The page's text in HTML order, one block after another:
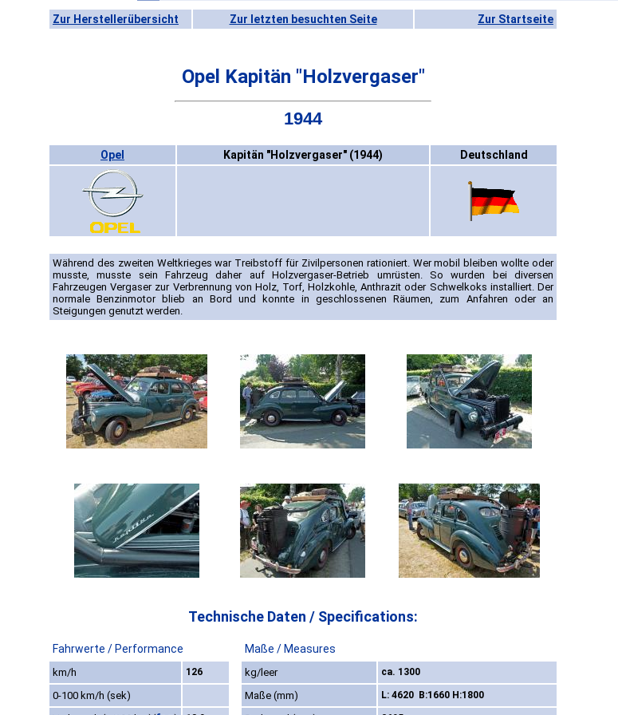
Zur Herstellerübersicht Zur letzten besuchten Seite Zur Startseite
Opel Kapitän "Holzvergaser"
1944
Opel Kapitän "Holzvergaser" (1944) Deutschland
Während des zweiten Weltkrieges war Treibstoff für Zivilpersonen rationiert. Wer mobil bleiben wollte oder
musste, musste sein Fahrzeug daher auf Holzvergaser-Betrieb umrüsten. So wurden bei diversen
Fahrzeugen Vergaser zur Verbrennung von Holz, Torf, Holzkohle, Anthrazit oder Schwelkoks installiert. Der
normale Benzinmotor blieb an Bord und konnte in geschlossenen Räumen, zum Anfahren oder an
Steigungen genutzt werden.
Technische Daten / Specifications:
Fahrwerte / Performance Maße / Measures
km/h 126 kg/leer ca. 1300
0-100 km/h (sek) Maße (mm) L: 4620 B:1660 H:1800